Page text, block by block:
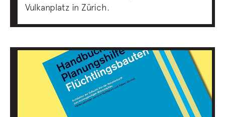
Vulkanplatz in Zürich.